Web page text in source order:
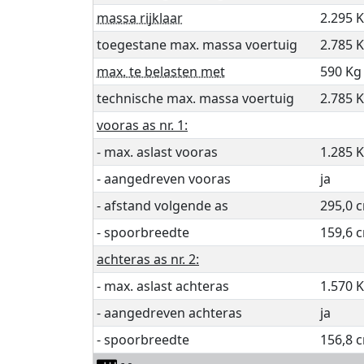
massa rijklaar
2.295
toegestane max. massa voertuig
2.785
max. te belasten met
590 Kg
technische max. massa voertuig
2.785
vooras as nr. 1:
- max. aslast vooras
1.285
- aangedreven vooras
ja
- afstand volgende as
295,0
- spoorbreedte
159,6
achteras as nr. 2:
- max. aslast achteras
1.570
- aangedreven achteras
ja
- spoorbreedte
156,8